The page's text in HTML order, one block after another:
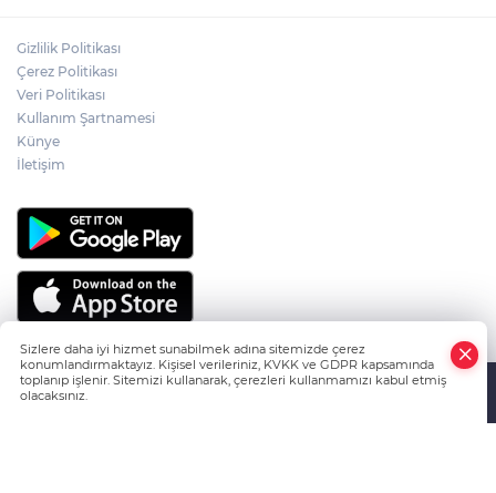
ÇANKIRILI ECZACI SABRİ ATAMANALP
Gizlilik Politikası
Çerez Politikası
Veri Politikası
Kullanım Şartnamesi
Künye
İletişim
Sizlere daha iyi hizmet sunabilmek adına sitemizde çerez
konumlandırmaktayız. Kişisel verileriniz, KVKK ve GDPR kapsamında
toplanıp işlenir. Sitemizi kullanarak, çerezleri kullanmamızı kabul etmiş
olacaksınız.